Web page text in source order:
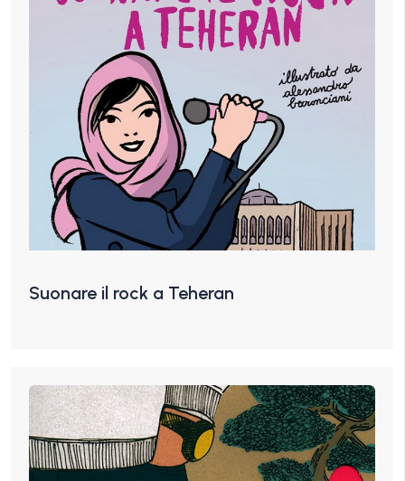
Suonare il rock a Teheran